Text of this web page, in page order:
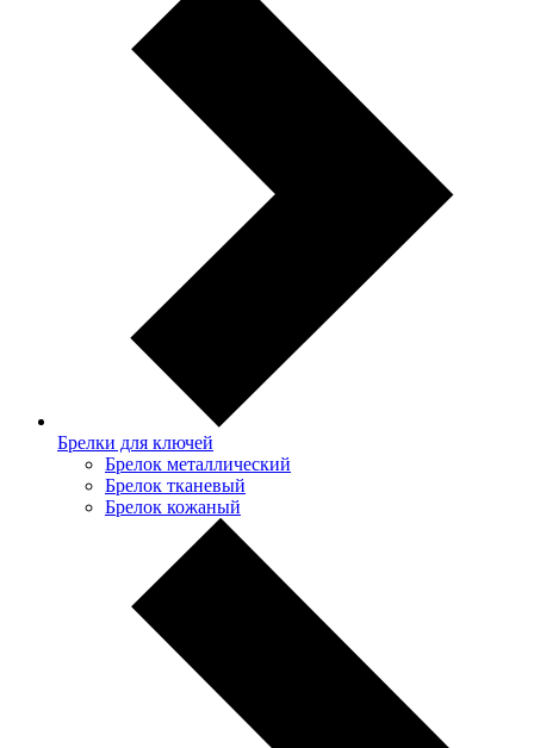
Брелки для ключей
Брелок металлический
Брелок тканевый
Брелок кожаный